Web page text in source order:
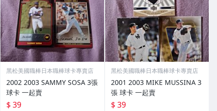
黑松美國職棒日本職棒球卡專賣店
2002 2003 SAMMY SOSA 3張
球卡 一起賣
$ 39
黑松美國職棒日本職棒球卡專賣店
2001 2003 MIKE MUSSINA 3
張 球卡 一起賣
$ 39